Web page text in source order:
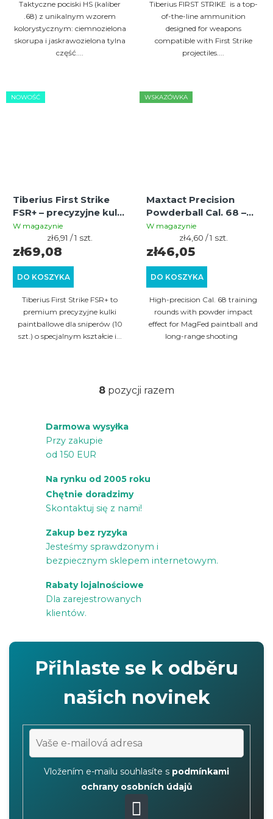
Taktyczne pociski HS (kaliber
.68) z unikalnym wzorem
kolorystycznym: ciemnozielona
skorupa i jaskrawozielona tylna
część....
Tiberius FIRST STRIKE is a top-
of-the-line ammunition
designed for weapons
compatible with First Strike
projectiles....
NOWOŚĆ
Tiberius First Strike
FSR+ – precyzyjne kulki
paintballowe dla
sniperów (10 szt.)
W magazynie
DO KOSZYKA
zł69,08
Cena
jednostkowa:
zł6,91 / 1 szt.
Tiberius First Strike FSR+ to
premium precyzyjne kulki
paintballowe dla sniperów (10
szt.) o specjalnym kształcie i...
WSKAZÓWKA
Maxtact Precision
Powderball Cal. 68 –
Training Projectiles
with Powder Effect (10
pcs)
W magazynie
DO KOSZYKA
zł46,05
Cena
jednostkowa:
zł4,60 / 1 szt.
High-precision Cal. 68 training
rounds with powder impact
effect for MagFed paintball and
long-range shooting
K
o
k
i
t
y
8 pozycji razem
Darmowa wysyłka
Przy zakupie
od 150 EUR
Na rynku od 2005 roku
Chętnie doradzimy
Skontaktuj się z nami!
Zakup bez ryzyka
Jesteśmy sprawdzonym i
bezpiecznym sklepem internetowym.
Rabaty lojalnościowe
Dla zarejestrowanych
klientów.
Přihlaste se k odběru
našich novinek
Vložením e-mailu souhlasíte s podmínkami
ochrany osobních údajů